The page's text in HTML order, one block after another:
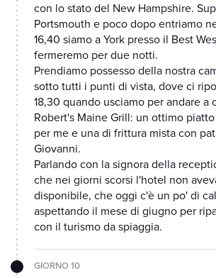
con lo stato del New Hampshire.
Portsmouth e poco dopo entriamo
16,40 siamo a York presso il Best
fermeremo per due notti.
Prendiamo possesso della nostra
sotto tutti i punti di vista, dove ci
18,30 quando usciamo per andare a
Robert's Maine Grill: un ottimo
per me e una di frittura mista con
Giovanni.
Parlando con la signora della
che nei giorni scorsi l'hotel non
disponibile, che oggi c'è un po' di
aspettando il mese di giugno per
con il turismo da spiaggia.
GIORNO 10